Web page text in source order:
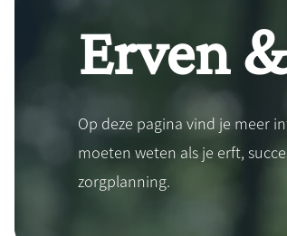
Erven
Op deze pagina vind je meer
moeten weten als je erft,
zorgplanning.